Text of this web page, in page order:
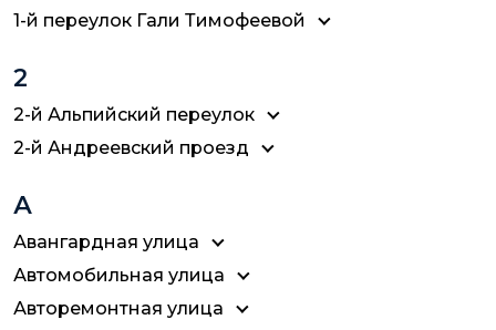
1-й переулок Гали Тимофеевой
2
2-й Альпийский переулок
2-й Андреевский проезд
А
Авангардная улица
Автомобильная улица
Авторемонтная улица